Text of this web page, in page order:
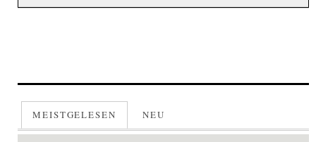
MEISTGELESEN NEU